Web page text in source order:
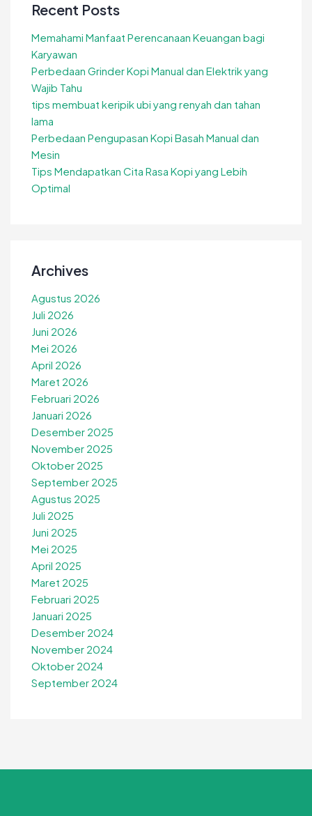
Recent Posts
Memahami Manfaat Perencanaan Keuangan bagi
Karyawan
Perbedaan Grinder Kopi Manual dan Elektrik yang
Wajib Tahu
tips membuat keripik ubi yang renyah dan tahan
lama
Perbedaan Pengupasan Kopi Basah Manual dan
Mesin
Tips Mendapatkan Cita Rasa Kopi yang Lebih
Optimal
Archives
Agustus 2026
Juli 2026
Juni 2026
Mei 2026
April 2026
Maret 2026
Februari 2026
Januari 2026
Desember 2025
November 2025
Oktober 2025
September 2025
Agustus 2025
Juli 2025
Juni 2025
Mei 2025
April 2025
Maret 2025
Februari 2025
Januari 2025
Desember 2024
November 2024
Oktober 2024
September 2024